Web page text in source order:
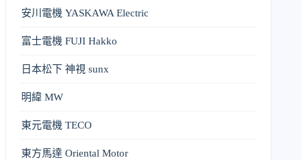
安川電機 YASKAWA Electric
富士電機 FUJI Hakko
日本松下 神視 sunx
明緯 MW
東元電機 TECO
東方馬達 Oriental Motor